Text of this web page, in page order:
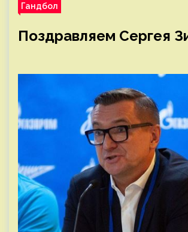
Гандбол
Поздравляем Сергея